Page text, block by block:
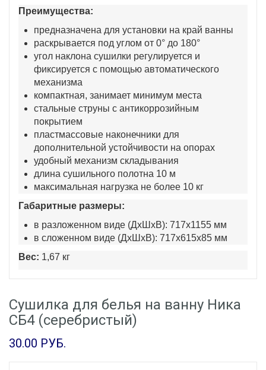
Преимущества:
предназначена для установки на край ванны
раскрывается под углом от 0° до 180°
угол наклона сушилки регулируется и
фиксируется с помощью автоматического
механизма
компактная, занимает минимум места
стальные струны с антикоррозийным
покрытием
пластмассовые наконечники для
дополнительной устойчивости на опорах
удобный механизм складывания
длина сушильного полотна 10 м
максимальная нагрузка не более 10 кг
Габаритные размеры:
в разложенном виде (ДхШхВ): 717х1155 мм
в сложенном виде (ДхШхВ): 717х615х85 мм
Вес: 1,67 кг
Сушилка для белья на ванну Ника
СБ4 (серебристый)
30.00 РУБ.